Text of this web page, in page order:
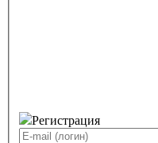
Регистрация